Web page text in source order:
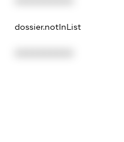
dossier.notInList